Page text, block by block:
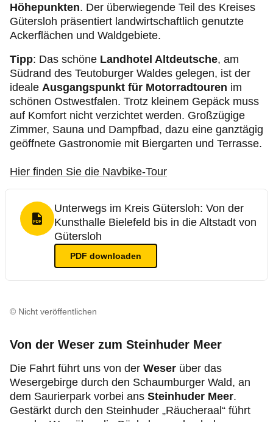
Höhepunkten. Der überwiegende Teil des Kreises
Gütersloh präsentiert landwirtschaftlich genutzte
Ackerflächen und Waldgebiete.
Tipp: Das schöne Landhotel Altdeutsche, am
Südrand des Teutoburger Waldes gelegen, ist der
ideale Ausgangspunkt für Motorradtouren im
schönen Ostwestfalen. Trotz kleinem Gepäck muss
auf Komfort nicht verzichtet werden. Großzügige
Zimmer, Sauna und Dampfbad, dazu eine ganztägig
geöffnete Gastronomie mit Biergarten und Terrasse.
Hier finden Sie die Navbike-Tour
PDF Format
Unterwegs im Kreis Gütersloh: Von der
Kunsthalle Bielefeld bis in die Altstadt von
Gütersloh
PDF downloaden
© Nicht veröffentlichen
Von der Weser zum Steinhuder Meer
Die Fahrt führt uns von der Weser über das
Wesergebirge durch den Schaumburger Wald, an
dem Saurierpark vorbei ans Steinhuder Meer.
Gestärkt durch den Steinhuder „Räucheraal“ führt